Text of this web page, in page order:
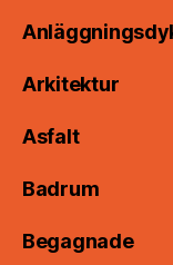
Arkitektur
Asfalt
Badrum
Begagnade